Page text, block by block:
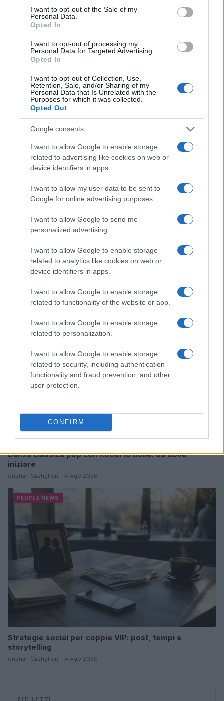
consent section.
I want to opt-out of the Sale of my
Personal Data.
Opted In
I want to opt-out of processing my
Personal Data for Targeted Advertising.
Opted In
I want to opt-out of Collection, Use,
Retention, Sale, and/or Sharing of my
Personal Data that Is Unrelated with the
Purposes for which it was collected.
Opted Out
Google consents
I want to allow Google to enable storage
related to advertising like cookies on web or
device identifiers in apps.
I want to allow my user data to be sent to
Google for online advertising purposes.
I want to allow Google to send me
personalized advertising.
I want to allow Google to enable storage
related to analytics like cookies on web or
device identifiers in apps.
I want to allow Google to enable storage
related to functionality of the website or app.
I want to allow Google to enable storage
related to personalization.
I want to allow Google to enable storage
related to security, including authentication
functionality and fraud prevention, and other
user protection.
CONFIRM
Continua a leggere
PEOPLE NEWS
Club sociali a pagamento: vantaggi e svantaggi di un
Cristian Castiglioni · 5 Ago 2026
Danza classica pop con Roberto Bolle: da dove
iniziare
Cristian Castiglioni · 4 Ago 2026
PEOPLE NEWS
Strategie social per coppie VIP: post, tempi e
storytelling
Cristian Castiglioni · 4 Ago 2026
PIÙ LETTI